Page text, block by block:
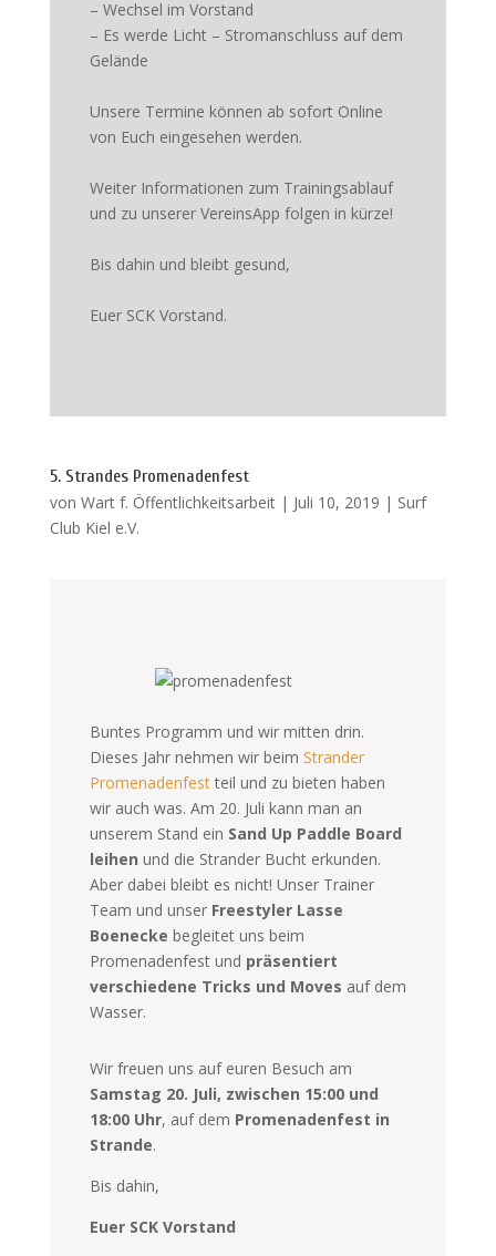
– Wechsel im Vorstand
– Es werde Licht – Stromanschluss auf dem
Gelände
Unsere Termine können ab sofort Online
von Euch eingesehen werden.
Weiter Informationen zum Trainingsablauf
und zu unserer VereinsApp folgen in kürze!
Bis dahin und bleibt gesund,
Euer SCK Vorstand.
5. Strandes Promenadenfest
von Wart f. Öffentlichkeitsarbeit| Juli 10, 2019 | Surf
Club Kiel e.V.
Buntes Programm und wir mitten drin.
Dieses Jahr nehmen wir beim Strander
Promenadenfestteil und zu bieten haben
wir auch was. Am 20. Juli kann man an
unserem Stand ein Sand Up Paddle Board
leihen und die Strander Bucht erkunden.
Aber dabei bleibt es nicht! Unser Trainer
Team und unser Freestyler Lasse
Boenecke begleitet uns beim
Promenadenfest und präsentiert
verschiedene Tricks und Moves auf dem
Wasser.
Wir freuen uns auf euren Besuch am
Samstag 20. Juli, zwischen 15:00 und
18:00 Uhr, auf dem Promenadenfest in
Strande.
Bis dahin,
Euer SCK Vorstand